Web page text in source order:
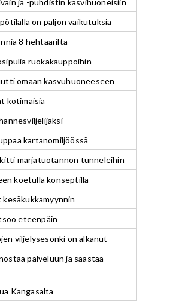
ja -puhdistin kasvihuoneisiin
on paljon vaikutuksia
8 hehtaarilta
ruokakauppoihin
omaan kasvuhuoneeseen
kotimaisia
kartanomiljöössä
marjatuotannon tunneleihin
koetulla konseptilla
eteenpäin
viljelysesonki on alkanut
palveluun ja säästää
Kangasalta